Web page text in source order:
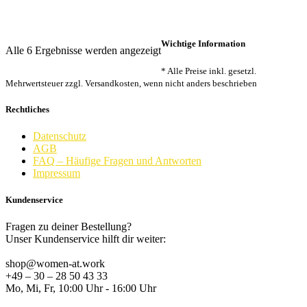
Alle 6 Ergebnisse werden angezeigtNach
sortiert
Wichtige Information
* Alle Preise inkl. gesetzl.
Mehrwertsteuer zzgl. Versandkosten, wenn nicht anders beschrieben
Rechtliches
Datenschutz
AGB
FAQ – Häufige Fragen und Antworten
Impressum
Kundenservice
Fragen zu deiner Bestellung?
Unser Kundenservice hilft dir weiter:
shop@women-at.work
+49 – 30 – 28 50 43 33
Mo, Mi, Fr, 10:00 Uhr - 16:00 Uhr